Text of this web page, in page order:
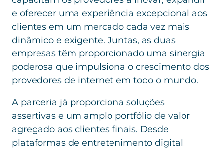
e oferecer uma experiência excepcional aos
clientes em um mercado cada vez mais
dinâmico e exigente. Juntas, as duas
empresas têm proporcionado uma sinergia
poderosa que impulsiona o crescimento dos
provedores de internet em todo o mundo.
A parceria já proporciona soluções
assertivas e um amplo portfólio de valor
agregado aos clientes finais. Desde
plataformas de entretenimento digital,